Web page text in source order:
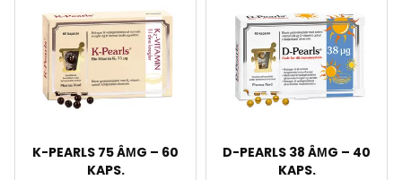
K-PEARLS 75 ÂΜG – 60
KAPS.
D-PEARLS 38 ÂΜG – 40
KAPS.